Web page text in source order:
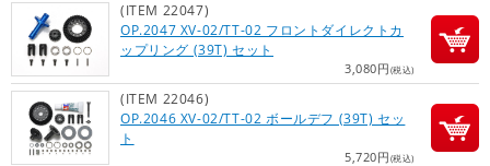
(ITEM 22047)
OP.2047 XV-02/TT-02 フロントダイレクトカ
ップリング (39T) セット
3,080円(税込)
(ITEM 22046)
OP.2046 XV-02/TT-02 ボールデフ (39T) セッ
ト
5,720円(税込)